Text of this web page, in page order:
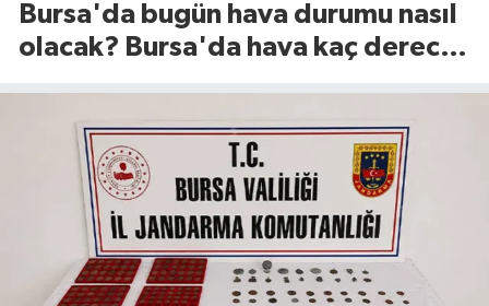
Bursa'da bugün hava durumu nasıl
olacak? Bursa'da hava kaç derece?